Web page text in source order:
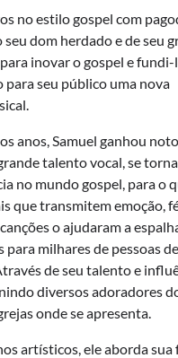
no estilo gospel com
seu dom herdado e de seu
inovar o gospel e fundi-
para seu público uma nova
anos, Samuel ganhou
talento vocal, se
no mundo gospel, para o
que transmitem emoção,
o ajudaram a
para milhares de pessoas
de seu talento e
diversos adoradores
onde se apresenta.
artísticos, ele aborda sua